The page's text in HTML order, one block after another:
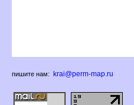
пишите нам: krai@perm-map.ru